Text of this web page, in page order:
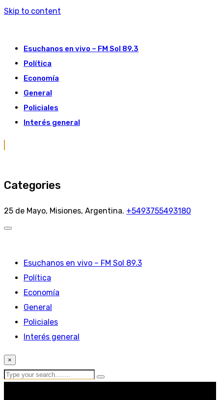
Skip to content
Esuchanos en vivo – FM Sol 89.3
Política
Economía
General
Policiales
Interés general
Categories
25 de Mayo, Misiones, Argentina. +5493755493180
Esuchanos en vivo – FM Sol 89.3
Política
Economía
General
Policiales
Interés general
×